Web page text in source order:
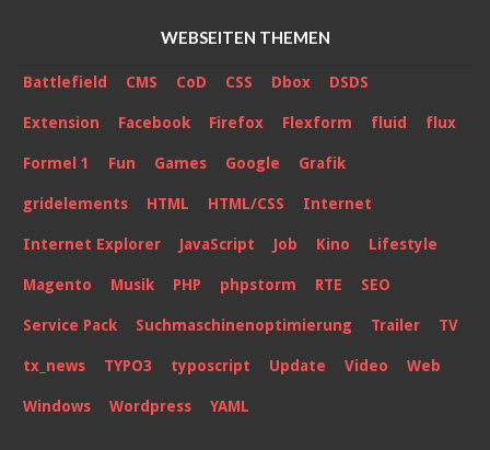
WEBSEITEN THEMEN
Battlefield CMS CoD CSS Dbox DSDS
Extension Facebook Firefox Flexform fluid flux
Formel 1 Fun Games Google Grafik
gridelements HTML HTML/CSS Internet
Internet Explorer JavaScript Job Kino Lifestyle
Magento Musik PHP phpstorm RTE SEO
Service Pack Suchmaschinenoptimierung Trailer TV
tx_news TYPO3 typoscript Update Video Web
Windows Wordpress YAML